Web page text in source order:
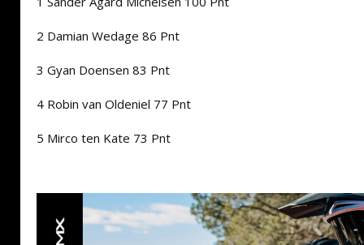
2 Damian Wedage 86 Pnt
3 Gyan Doensen 83 Pnt
4 Robin van Oldeniel 77 Pnt
5 Mirco ten Kate 73 Pnt